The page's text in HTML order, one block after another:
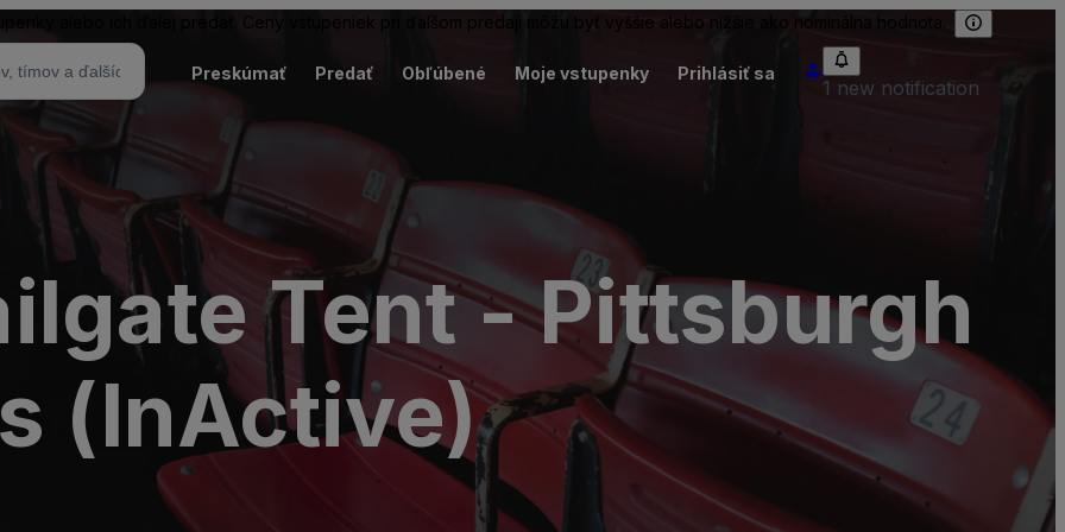
alebo ich ďalej predať. Ceny vstupeniek pri ďalšom predaji môžu byť vyššie alebo nižšie ako nominálna hodnota.
Preskúmať Predať Obľúbené Moje vstupenky Prihlásiť sa
1 new notification
Tent - Pittsburgh
(InActive)